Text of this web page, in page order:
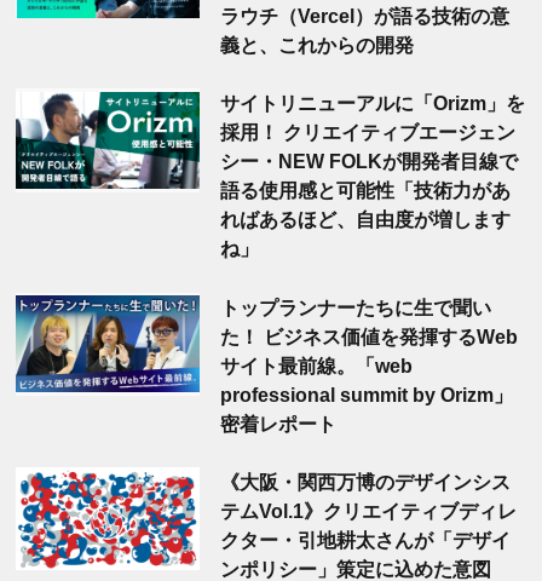
ラウチ（Vercel）が語る技術の意
義と、これからの開発
サイトリニューアルに「Orizm」を
採用！ クリエイティブエージェン
シー・NEW FOLKが開発者目線で
語る使用感と可能性「技術力があ
ればあるほど、自由度が増します
ね」
トップランナーたちに生で聞い
た！ ビジネス価値を発揮するWeb
サイト最前線。「web
professional summit by Orizm」
密着レポート
《大阪・関西万博のデザインシス
テムVol.1》クリエイティブディレ
クター・引地耕太さんが「デザイ
ンポリシー」策定に込めた意図